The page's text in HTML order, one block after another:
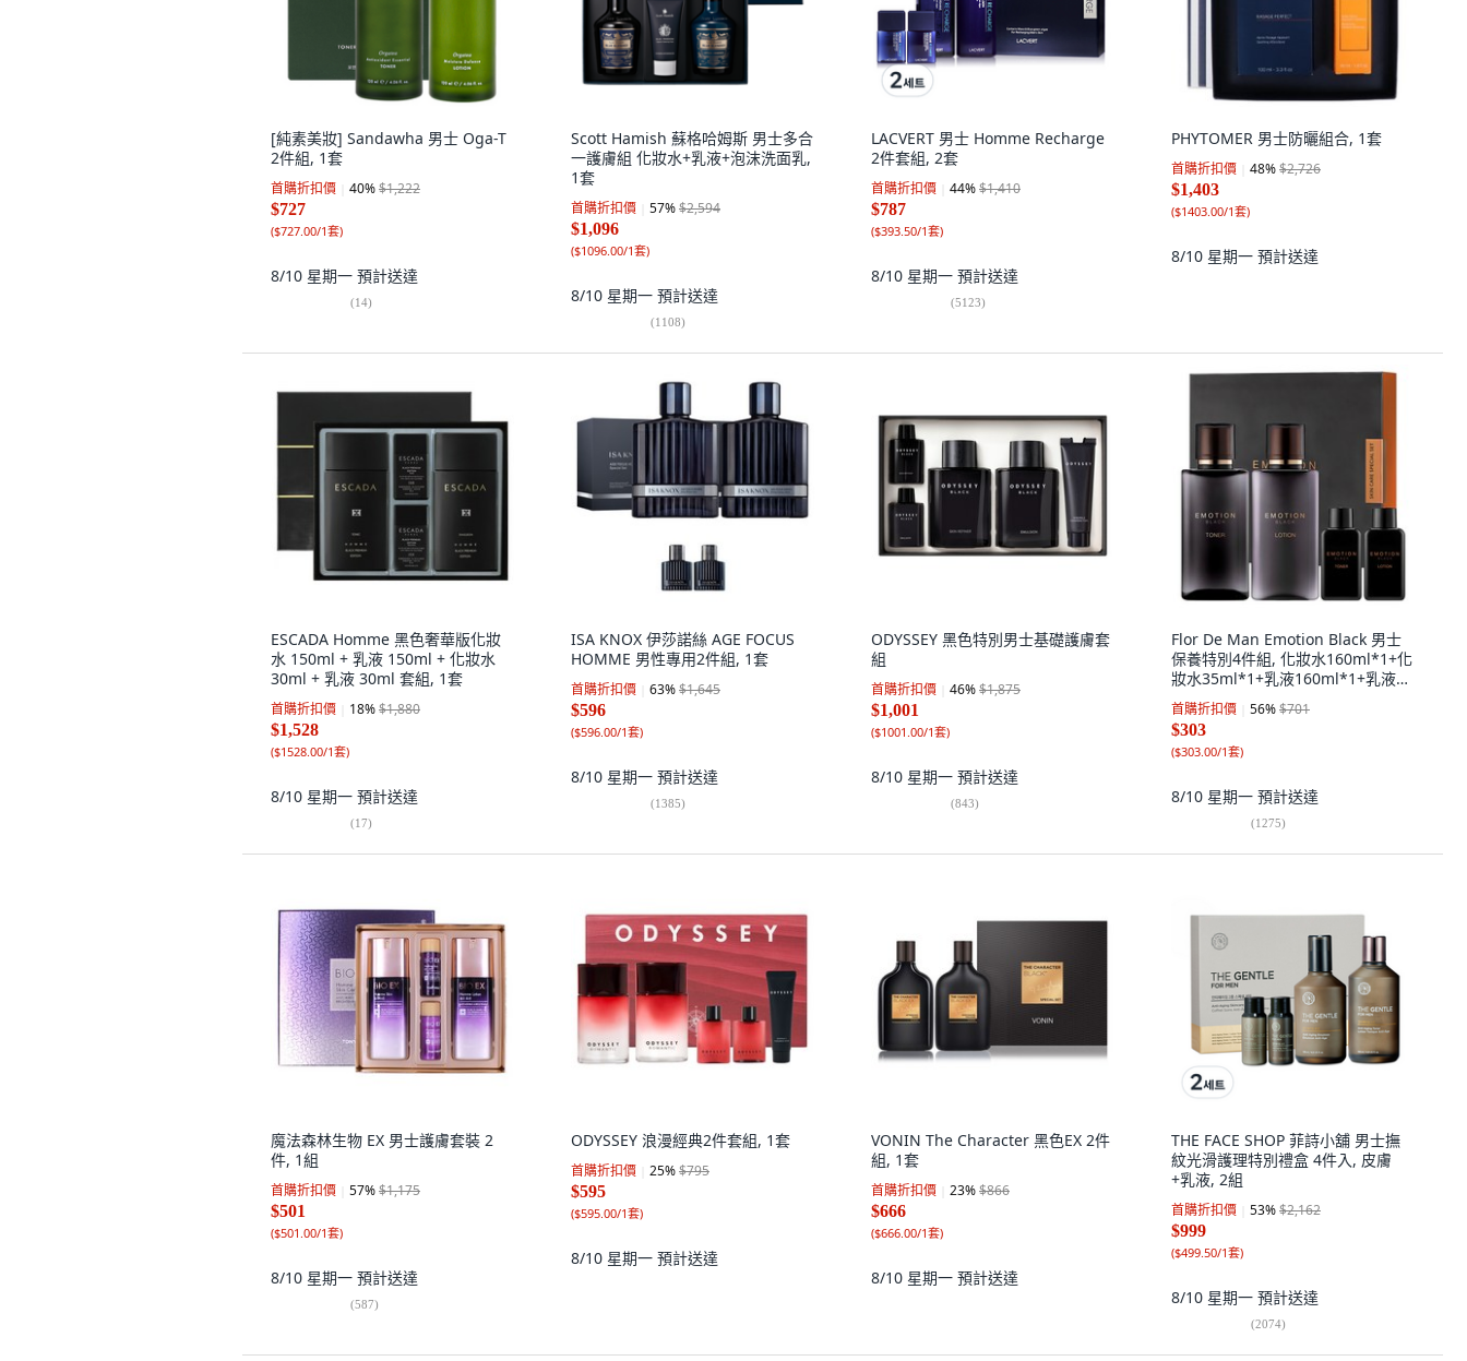
[純素美妝] Sandawha 男士 Oga-T
2件組, 1套
首購折扣價 40%$1,222
$727
($727.00/1套)
8/10 星期一 預計送達
(14)
Scott Hamish 蘇格哈姆斯 男士多合
一護膚組 化妝水+乳液+泡沫洗面乳,
1套
首購折扣價 57%$2,594
$1,096
($1096.00/1套)
8/10 星期一 預計送達
(1108)
LACVERT 男士 Homme Recharge
2件套組, 2套
首購折扣價 44%$1,410
$787
($393.50/1套)
8/10 星期一 預計送達
(5123)
PHYTOMER 男士防曬組合, 1套
首購折扣價 48%$2,726
$1,403
($1403.00/1套)
8/10 星期一 預計送達
ESCADA Homme 黑色奢華版化妝
水 150ml + 乳液 150ml + 化妝水
30ml + 乳液 30ml 套組, 1套
首購折扣價 18%$1,880
$1,528
($1528.00/1套)
8/10 星期一 預計送達
(17)
ISA KNOX 伊莎諾絲 AGE FOCUS
HOMME 男性專用2件組, 1套
首購折扣價 63%$1,645
$596
($596.00/1套)
8/10 星期一 預計送達
(1385)
ODYSSEY 黑色特別男士基礎護膚套
組
首購折扣價 46%$1,875
$1,001
($1001.00/1套)
8/10 星期一 預計送達
(843)
Flor De Man Emotion Black 男士
保養特別4件組, 化妝水160ml*1+化
妝水35ml*1+乳液160ml*1+乳液
35ml*1, 1套
首購折扣價 56%$701
$303
($303.00/1套)
8/10 星期一 預計送達
(1275)
魔法森林生物 EX 男士護膚套裝 2
件, 1組
首購折扣價 57%$1,175
$501
($501.00/1套)
8/10 星期一 預計送達
(587)
ODYSSEY 浪漫經典2件套組, 1套
首購折扣價 25%$795
$595
($595.00/1套)
8/10 星期一 預計送達
VONIN The Character 黑色EX 2件
組, 1套
首購折扣價 23%$866
$666
($666.00/1套)
8/10 星期一 預計送達
THE FACE SHOP 菲詩小舖 男士撫
紋光滑護理特別禮盒 4件入, 皮膚
+乳液, 2組
首購折扣價 53%$2,162
$999
($499.50/1套)
8/10 星期一 預計送達
(2074)